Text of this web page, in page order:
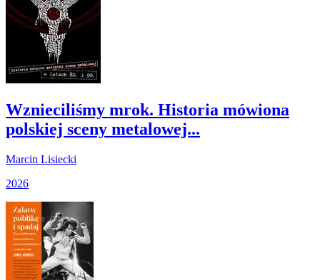
Wznieciliśmy mrok. Historia mówiona
polskiej sceny metalowej...
Marcin Lisiecki
2026